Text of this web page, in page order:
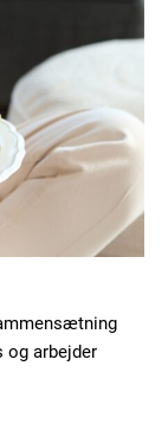
og arbejder